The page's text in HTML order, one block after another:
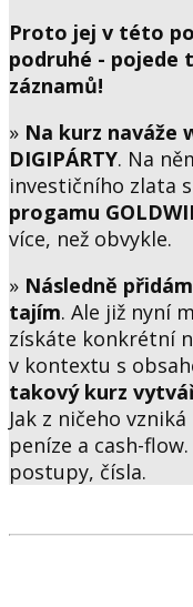
Proto jej v této
podruhé - pojede
záznamů!
» Na kurz naváže
DIGIPÁRTY. Na
investičního zlata
progamu
více, než obvykle.
» Následně
tajím. Ale již nyní
získáte konkrétní
v kontextu s
takový kurz
Jak z ničeho
peníze a cash-
postupy, čísla.